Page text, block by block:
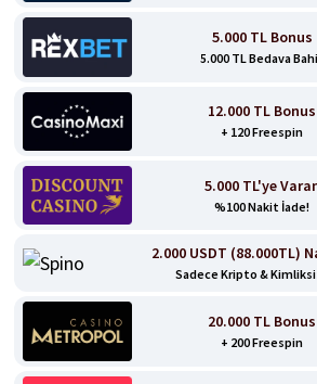
5.000 TL Bonus
5.000 TL Bedava
12.000 TL Bonus
+ 120 Freespin
5.000 TL'ye
%100 Nakit İade!
2.000 USDT (88.000TL)
Sadece Kripto &
20.000 TL Bonus
+ 200 Freespin